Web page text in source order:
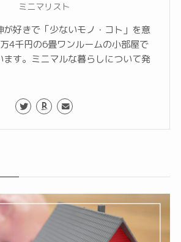
ミニマリスト
が好きで「少ないモノ・コト」を意
4千円の6畳ワンルームの小部屋で
ます。ミニマルな暮らしについて発